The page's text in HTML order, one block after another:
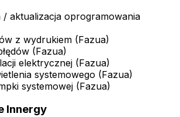
/ aktualizacja oprogramowania
z wydrukiem (Fazua)
(Fazua)
elektrycznej (Fazua)
systemowego (Fazua)
systemowej (Fazua)
Innergy